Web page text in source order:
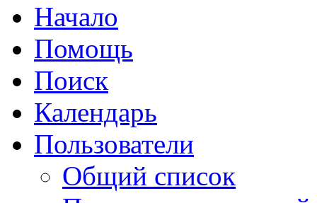
Начало
Помощь
Поиск
Календарь
Пользователи
Общий список